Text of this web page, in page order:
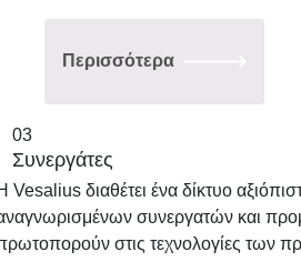
Περισσότερα
03
Συνεργάτες
Vesalius διαθέτει ένα δίκτυο
συνεργατών και
στις τεχνολογίες των